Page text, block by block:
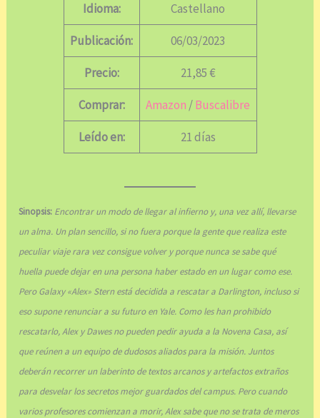
Idioma: Castellano
Publicación: 06/03/2023
Precio: 21,85 €
Comprar: Amazon /Buscalibre
Leído en: 21 días
Sinopsis: Encontrar un modo de llegar al infierno y, una vez allí, llevarse
un alma. Un plan sencillo, si no fuera porque la gente que realiza este
peculiar viaje rara vez consigue volver y porque nunca se sabe qué
huella puede dejar en una persona haber estado en un lugar como ese.
Pero Galaxy «Alex» Stern está decidida a rescatar a Darlington, incluso si
eso supone renunciar a su futuro en Yale. Como les han prohibido
rescatarlo, Alex y Dawes no pueden pedir ayuda a la Novena Casa, así
que reúnen a un equipo de dudosos aliados para la misión. Juntos
deberán recorrer un laberinto de textos arcanos y artefactos extraños
para desvelar los secretos mejor guardados del campus. Pero cuando
varios profesores comienzan a morir, Alex sabe que no se trata de meros